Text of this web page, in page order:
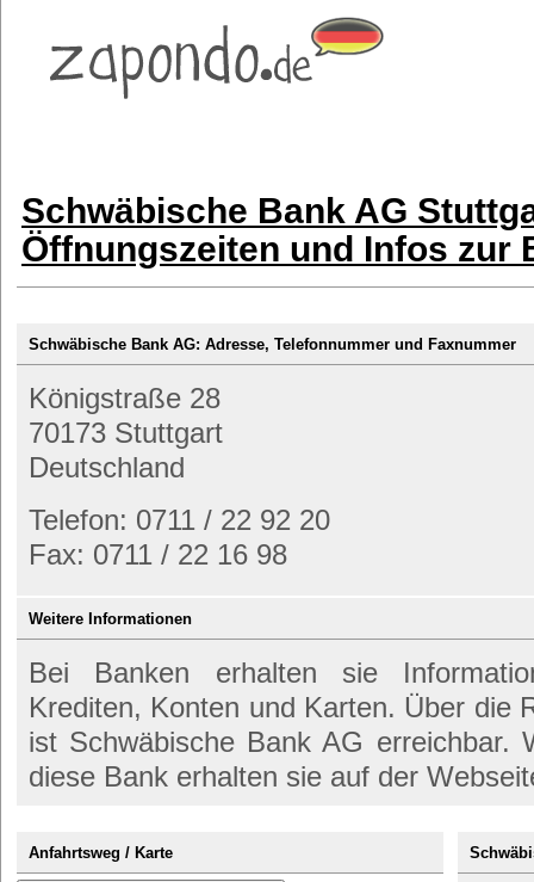
Schwäbische Bank AG
Öffnungszeiten und Infos zur
Schwäbische Bank AG: Adresse, Telefonnummer und Faxnummer
Königstraße 28
70173 Stuttgart
Deutschland
Telefon: 0711 / 22 92 20
Fax: 0711 / 22 16 98
Weitere Informationen
Bei Banken erhalten sie
Krediten, Konten und Karten. Über die
ist Schwäbische Bank AG erreichbar.
diese Bank erhalten sie auf der
Anfahrtsweg / Karte